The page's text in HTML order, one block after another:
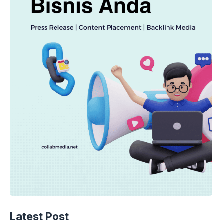
Latest Post